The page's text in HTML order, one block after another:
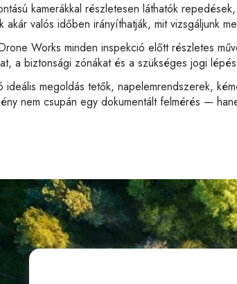
kamerákkal részletesen láthatók
akár valós időben irányíthatják, mit vizsgáljunk
Works minden inspekció előtt részletes
a biztonsági zónákat és a szükséges jogi
ideális megoldás tetők, napelemrendszerek,
nem csupán egy dokumentált felmérés —